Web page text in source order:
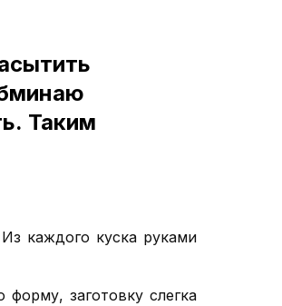
Таким
каждого куска руками
заготовку слегка